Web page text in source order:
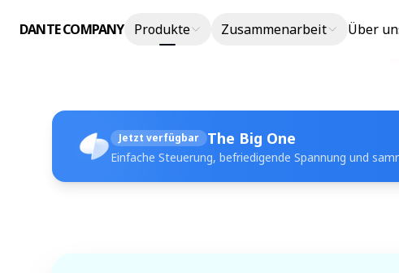
DANTE COMPANY Produkte Zusammenarbeit Über
Jetzt verfügbar The Big One
Einfache Steuerung, befriedigende Spannung und